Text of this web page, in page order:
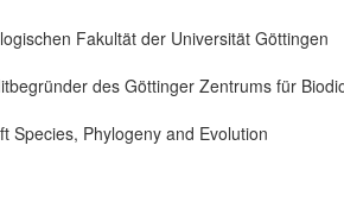
Fakultät der Universität Göttingen
des Göttinger Zentrums für
Species, Phylogeny and Evolution